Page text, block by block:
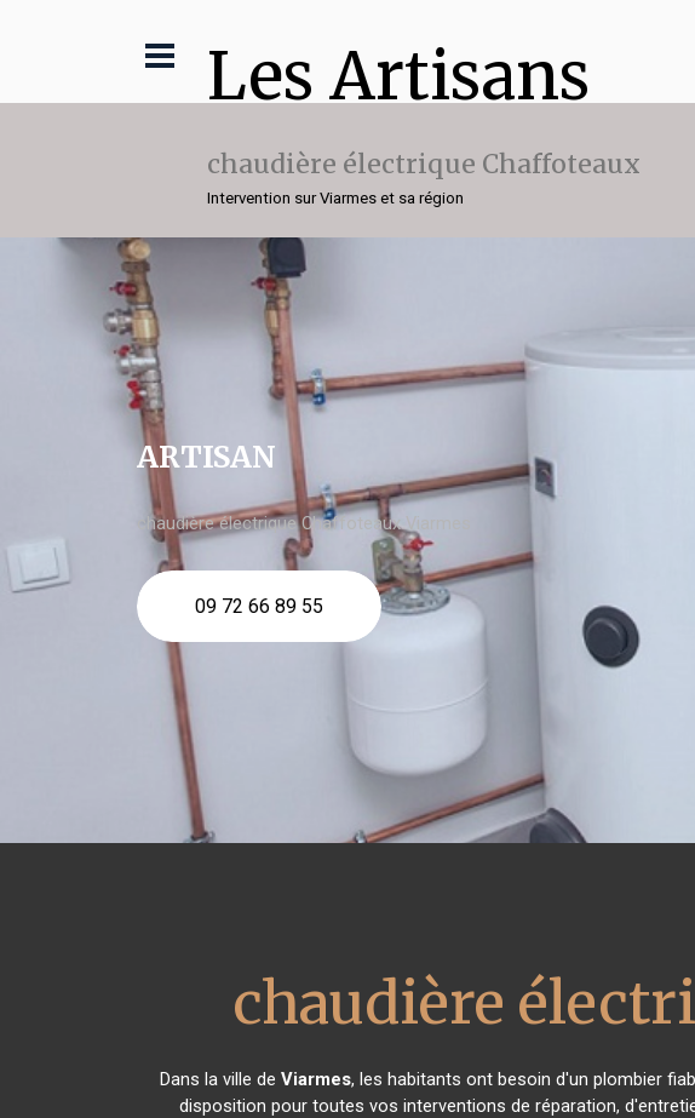
Les Artisans
chaudière électrique Chaffoteaux
Intervention sur Viarmes et sa région
ARTISAN
chaudière électrique Chaffoteaux Viarmes
09 72 66 89 55
chaudière
Dans la ville de Viarmes, les habitants ont besoin d'un plombier
disposition pour toutes vos interventions de réparation,